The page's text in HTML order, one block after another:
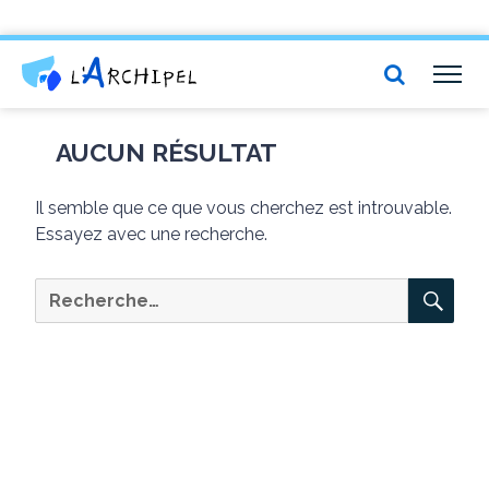
Centre social et culturel l'Archipel
AUCUN RÉSULTAT
Il semble que ce que vous cherchez est introuvable.
Essayez avec une recherche.
Recherche